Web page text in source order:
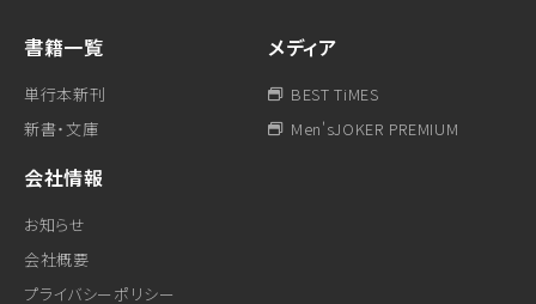
書籍一覧
単行本新刊
新書・文庫
メディア
BEST TiMES
Men'sJOKER PREMIUM
会社情報
お知らせ
会社概要
プライバシーポリシー